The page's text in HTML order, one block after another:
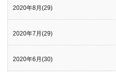
2020年8月(29)
2020年7月(29)
2020年6月(30)